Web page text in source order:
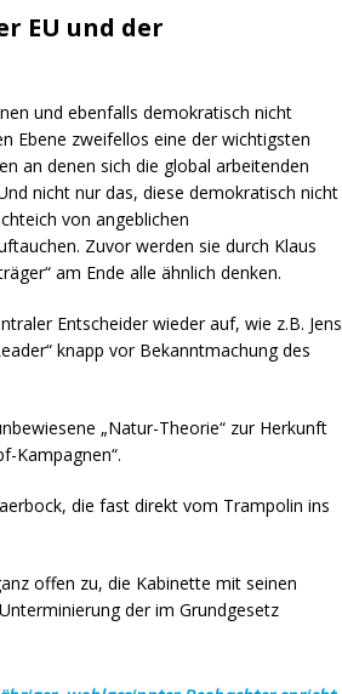
EU und der
und ebenfalls demokratisch nicht
Ebene zweifellos eine der wichtigsten
an denen sich die global arbeitenden
nicht nur das, diese demokratisch nicht
von angeblichen
Zuvor werden sie durch Klaus
am Ende alle ähnlich denken.
Entscheider wieder auf, wie z.B. Jens
knapp vor Bekanntmachung des
„Natur-Theorie“ zur Herkunft
Kampagnen“.
die fast direkt vom Trampolin ins
offen zu, die Kabinette mit seinen
der im Grundgesetz